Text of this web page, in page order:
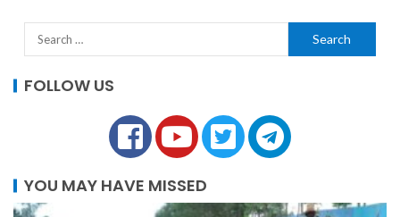
FOLLOW US
YOU MAY HAVE MISSED